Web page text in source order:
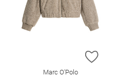
ZUR
Marc O'Polo